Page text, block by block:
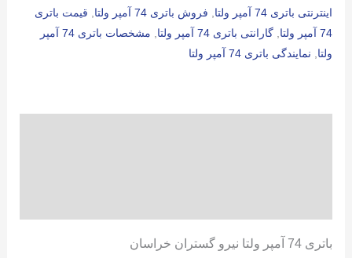
اینترنتی باتری 74 آمپر ولتا
, فروش باتری 74 آمپر ولتا , قیمت باتری
74 آمپر ولتا
, گارانتی باتری 74 آمپر ولتا ,
مشخصات باتری 74 آمپر
ولتا, نمایندگی باتری 74 آمپر ولتا
باتری 74 آمپر ولتا نیرو گستران خراسان